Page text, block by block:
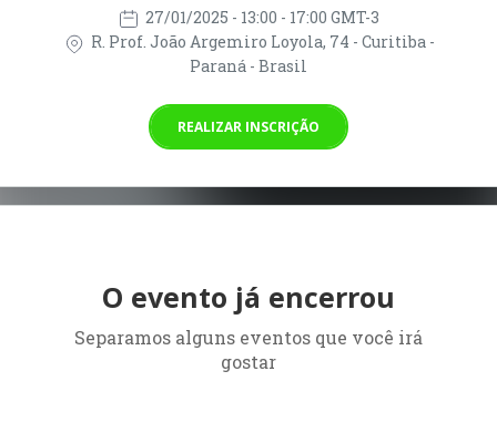
27/01/2025 - 13:00 - 17:00 GMT-3
R. Prof. João Argemiro Loyola, 74 - Curitiba -
Paraná - Brasil
REALIZAR INSCRIÇÃO
O evento já encerrou
Separamos alguns eventos que você irá
gostar